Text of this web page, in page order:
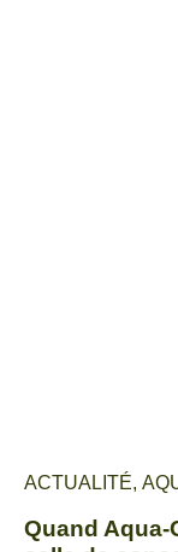
ACTUALITÉ,
Quand Aqua-